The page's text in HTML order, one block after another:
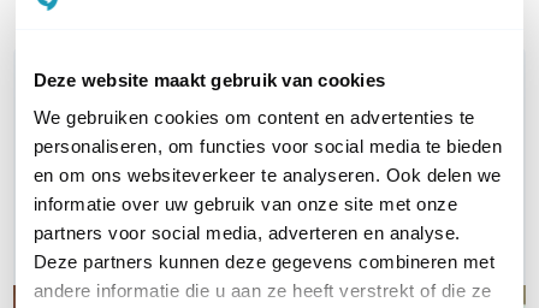
Deze website maakt gebruik van cookies
We gebruiken cookies om content en advertenties te
personaliseren, om functies voor social media te bieden
en om ons websiteverkeer te analyseren. Ook delen we
informatie over uw gebruik van onze site met onze
partners voor social media, adverteren en analyse.
Deze partners kunnen deze gegevens combineren met
andere informatie die u aan ze heeft verstrekt of die ze
WIL JIJ ADVIES OP MAAT?
Vraag het onze experts!
Bel ons
E-mail